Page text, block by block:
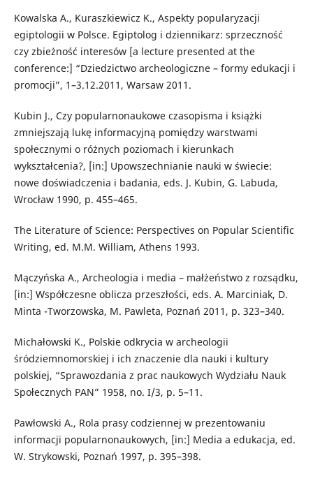
Kowalska A., Kuraszkiewicz K., Aspekty popularyzacji
egiptologii w Polsce. Egiptolog i dziennikarz: sprzeczność
czy zbieżność interesów [a lecture presented at the
conference:] “Dziedzictwo archeologiczne – formy edukacji i
promocji”, 1–3.12.2011, Warsaw 2011.
Kubin J., Czy popularnonaukowe czasopisma i książki
zmniejszają lukę informacyjną pomiędzy warstwami
społecznymi o różnych poziomach i kierunkach
wykształcenia?, [in:] Upowszechnianie nauki w świecie:
nowe doświadczenia i badania, eds. J. Kubin, G. Labuda,
Wrocław 1990, p. 455–465.
The Literature of Science: Perspectives on Popular Scientific
Writing, ed. M.M. William, Athens 1993.
Mączyńska A., Archeologia i media – małżeństwo z rozsądku,
[in:] Współczesne oblicza przeszłości, eds. A. Marciniak, D.
Minta -Tworzowska, M. Pawleta, Poznań 2011, p. 323–340.
Michałowski K., Polskie odkrycia w archeologii
śródziemnomorskiej i ich znaczenie dla nauki i kultury
polskiej, “Sprawozdania z prac naukowych Wydziału Nauk
Społecznych PAN” 1958, no. I/3, p. 5–11.
Pawłowski A., Rola prasy codziennej w prezentowaniu
informacji popularnonaukowych, [in:] Media a edukacja, ed.
W. Strykowski, Poznań 1997, p. 395–398.